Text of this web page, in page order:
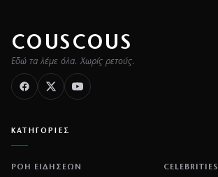
COUSCOUS
Εδώ τα λέμε όλα. Χωρίς ρετούς.
ΚΑΤΗΓΟΡΙΕΣ
ΡΟΗ ΕΙΔΗΣΕΩΝ CELEBRITIES